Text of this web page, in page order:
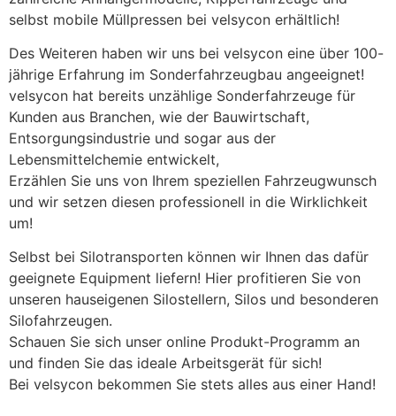
selbst mobile Müllpressen bei velsycon erhältlich!
Des Weiteren haben wir uns bei velsycon eine über 100-
jährige Erfahrung im Sonderfahrzeugbau angeeignet!
velsycon hat bereits unzählige Sonderfahrzeuge für
Kunden aus Branchen, wie der Bauwirtschaft,
Entsorgungsindustrie und sogar aus der
Lebensmittelchemie entwickelt,
Erzählen Sie uns von Ihrem speziellen Fahrzeugwunsch
und wir setzen diesen professionell in die Wirklichkeit
um!
Selbst bei Silotransporten können wir Ihnen das dafür
geeignete Equipment liefern! Hier profitieren Sie von
unseren hauseigenen Silostellern, Silos und besonderen
Silofahrzeugen.
Schauen Sie sich unser online Produkt-Programm an
und finden Sie das ideale Arbeitsgerät für sich!
Bei velsycon bekommen Sie stets alles aus einer Hand!